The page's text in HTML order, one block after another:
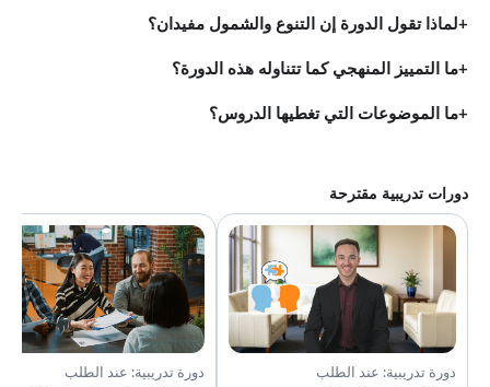
لماذا تقول الدورة إن التنوع والشمول مفيدان؟
ما التمييز المنهجي كما تتناوله هذه الدورة؟
ما الموضوعات التي تغطيها الدروس؟
دورات تدريبية مقترحة
دورة تدريبية: عند الطلب دورة تدريبية: عند الطلب